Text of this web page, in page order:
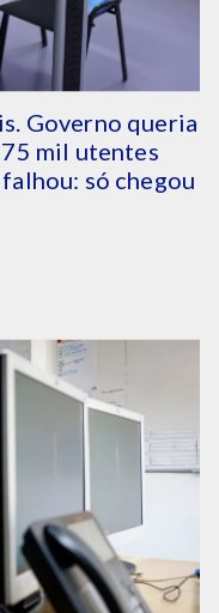
Governo queria
75 mil utentes
só chegou